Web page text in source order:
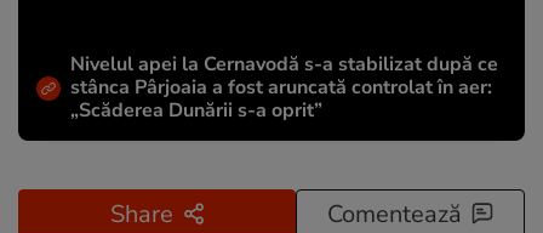
Nivelul apei la Cernavodă s-a stabilizat după ce
stânca Pârjoaia a fost aruncată controlat în aer:
„Scăderea Dunării s-a oprit”
Share Comentează